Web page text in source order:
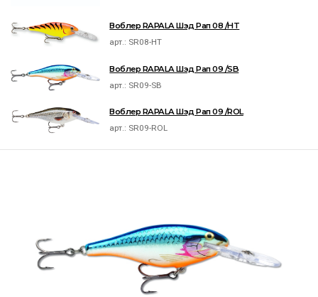
Воблер RAPALA Шэд Рап 08 /HT
арт.: SR08-HT
Воблер RAPALA Шэд Рап 09 /SB
арт.: SR09-SB
Воблер RAPALA Шэд Рап 09 /ROL
арт.: SR09-ROL